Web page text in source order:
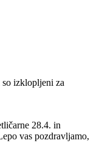
izklopljeni za
28.4. in
vas pozdravljamo,